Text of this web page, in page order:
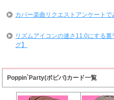
カバー楽曲リクエストアンケートで
リズムアイコンの速さ11.0にする
グ】
Poppin`Party(ポピパ)カード一覧